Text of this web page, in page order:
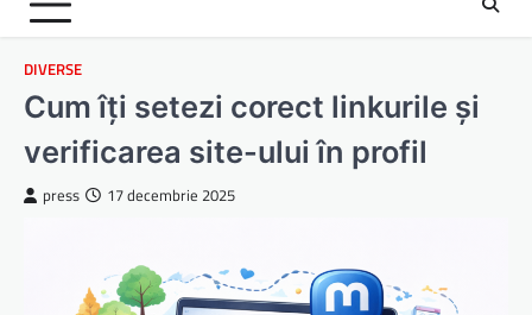
DIVERSE
Cum îți setezi corect linkurile și
verificarea site-ului în profil
press 17 decembrie 2025